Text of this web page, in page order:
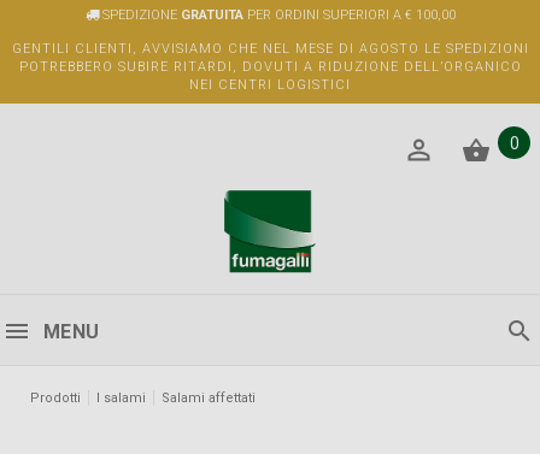
SPEDIZIONE GRATUITAPER ORDINI SUPERIORI A € 100,00
GENTILI CLIENTI, AVVISIAMO CHE NEL MESE DI AGOSTO LE SPEDIZIONI
POTREBBERO SUBIRE RITARDI, DOVUTI A RIDUZIONE DELL’ORGANICO
NEI CENTRI LOGISTICI
0
MENU
Prodotti I salami Salami affettati